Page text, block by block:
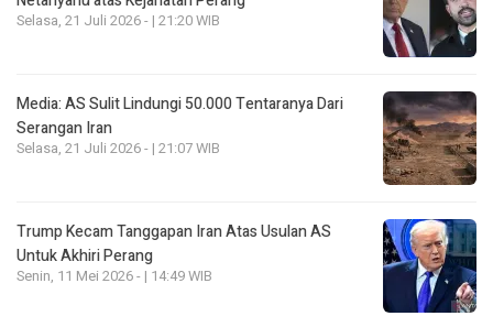
Selasa, 21 Juli 2026 - | 21:20 WIB
Media: AS Sulit Lindungi 50.000 Tentaranya Dari
Serangan Iran
Selasa, 21 Juli 2026 - | 21:07 WIB
Trump Kecam Tanggapan Iran Atas Usulan AS
Untuk Akhiri Perang
Senin, 11 Mei 2026 - | 14:49 WIB